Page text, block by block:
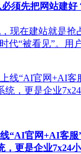
须先把网站建好
现在建站就是抢
代“被看见”。用
“AI官网+AI客
，更是企业7x24